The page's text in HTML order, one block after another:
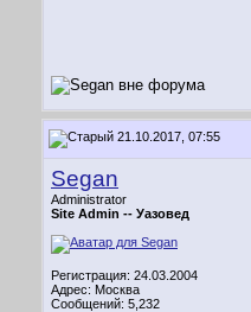
21.10.2017, 07:55
Segan
Administrator
Site Admin -- Уазовед
Регистрация: 24.03.2004
Адрес: Москва
Сообщений: 5,232